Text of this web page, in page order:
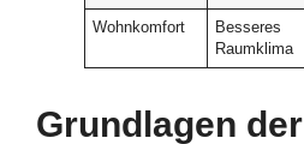
Wohnkomfort
Besseres
Raumklima
Grundlagen der